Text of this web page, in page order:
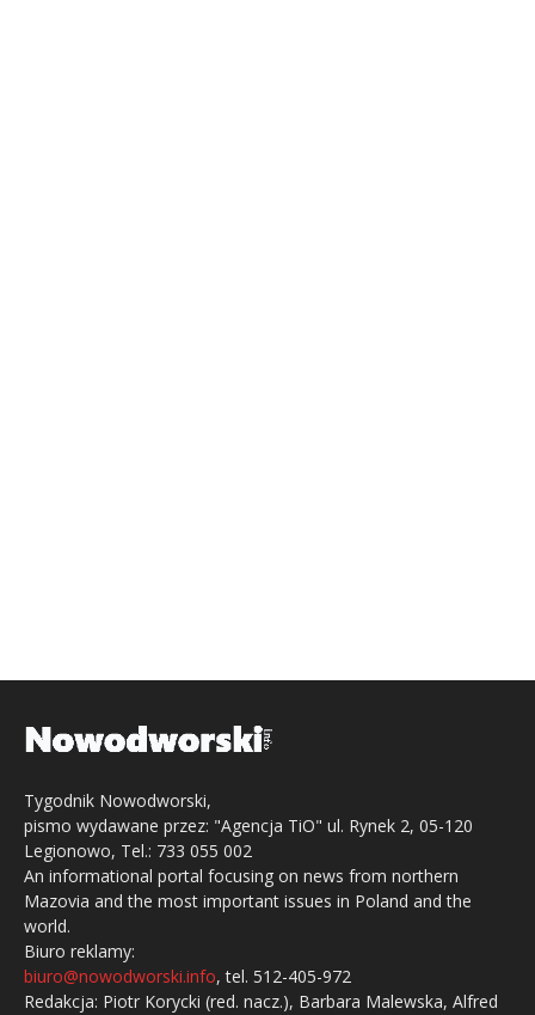
Tygodnik Nowodworski,
pismo wydawane przez: "Agencja TiO" ul. Rynek 2, 05-120
Legionowo, Tel.: 733 055 002
An informational portal focusing on news from northern
Mazovia and the most important issues in Poland and the
world.
Biuro reklamy:
biuro@nowodworski.info, tel. 512-405-972
Redakcja: Piotr Korycki (red. nacz.), Barbara Malewska, Alfred